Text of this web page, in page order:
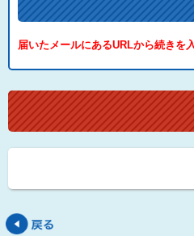
届いたメールにあるURLから続きを